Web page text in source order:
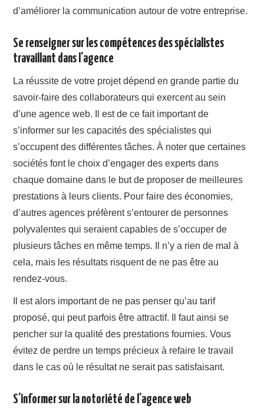
d’améliorer la communication autour de votre entreprise.
Se renseigner sur les compétences des spécialistes
travaillant dans l’agence
La réussite de votre projet dépend en grande partie du
savoir-faire des collaborateurs qui exercent au sein
d’une agence web. Il est de ce fait important de
s’informer sur les capacités des spécialistes qui
s’occupent des différentes tâches. À noter que certaines
sociétés font le choix d’engager des experts dans
chaque domaine dans le but de proposer de meilleures
prestations à leurs clients. Pour faire des économies,
d’autres agences préfèrent s’entourer de personnes
polyvalentes qui seraient capables de s’occuper de
plusieurs tâches en même temps. Il n’y a rien de mal à
cela, mais les résultats risquent de ne pas être au
rendez-vous.
Il est alors important de ne pas penser qu’au tarif
proposé, qui peut parfois être attractif. Il faut ainsi se
pencher sur la qualité des prestations fournies. Vous
évitez de perdre un temps précieux à refaire le travail
dans le cas où le résultat ne serait pas satisfaisant.
S’informer sur la notoriété de l’agence web